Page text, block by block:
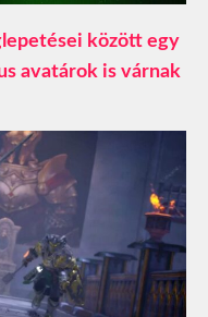
között egy
avatárok is várnak